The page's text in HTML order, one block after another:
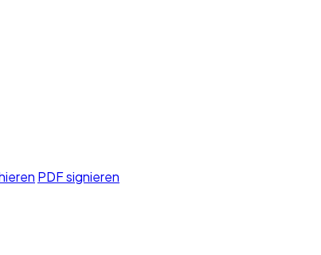
PDF signieren